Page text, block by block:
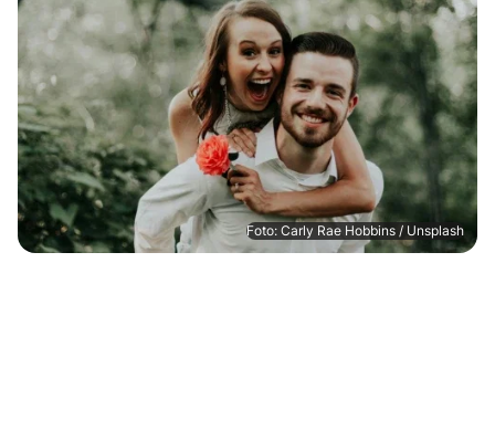
Foto: Carly Rae Hobbins / Unsplash